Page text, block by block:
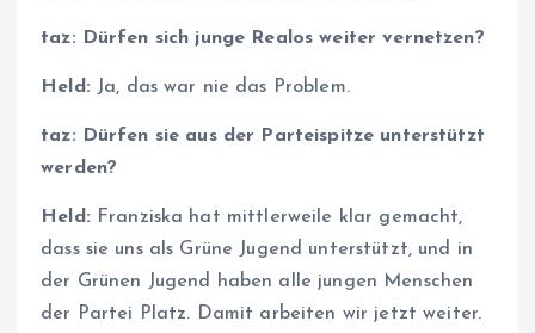
taz: Dürfen sich junge Realos weiter vernetzen?
Held: Ja, das war nie das Problem.
taz: Dürfen sie aus der Parteispitze unterstützt
werden?
Held: Franziska hat mittlerweile klar gemacht,
dass sie uns als Grüne Jugend unterstützt, und in
der Grünen Jugend haben alle jungen Menschen
der Partei Platz. Damit arbeiten wir jetzt weiter.